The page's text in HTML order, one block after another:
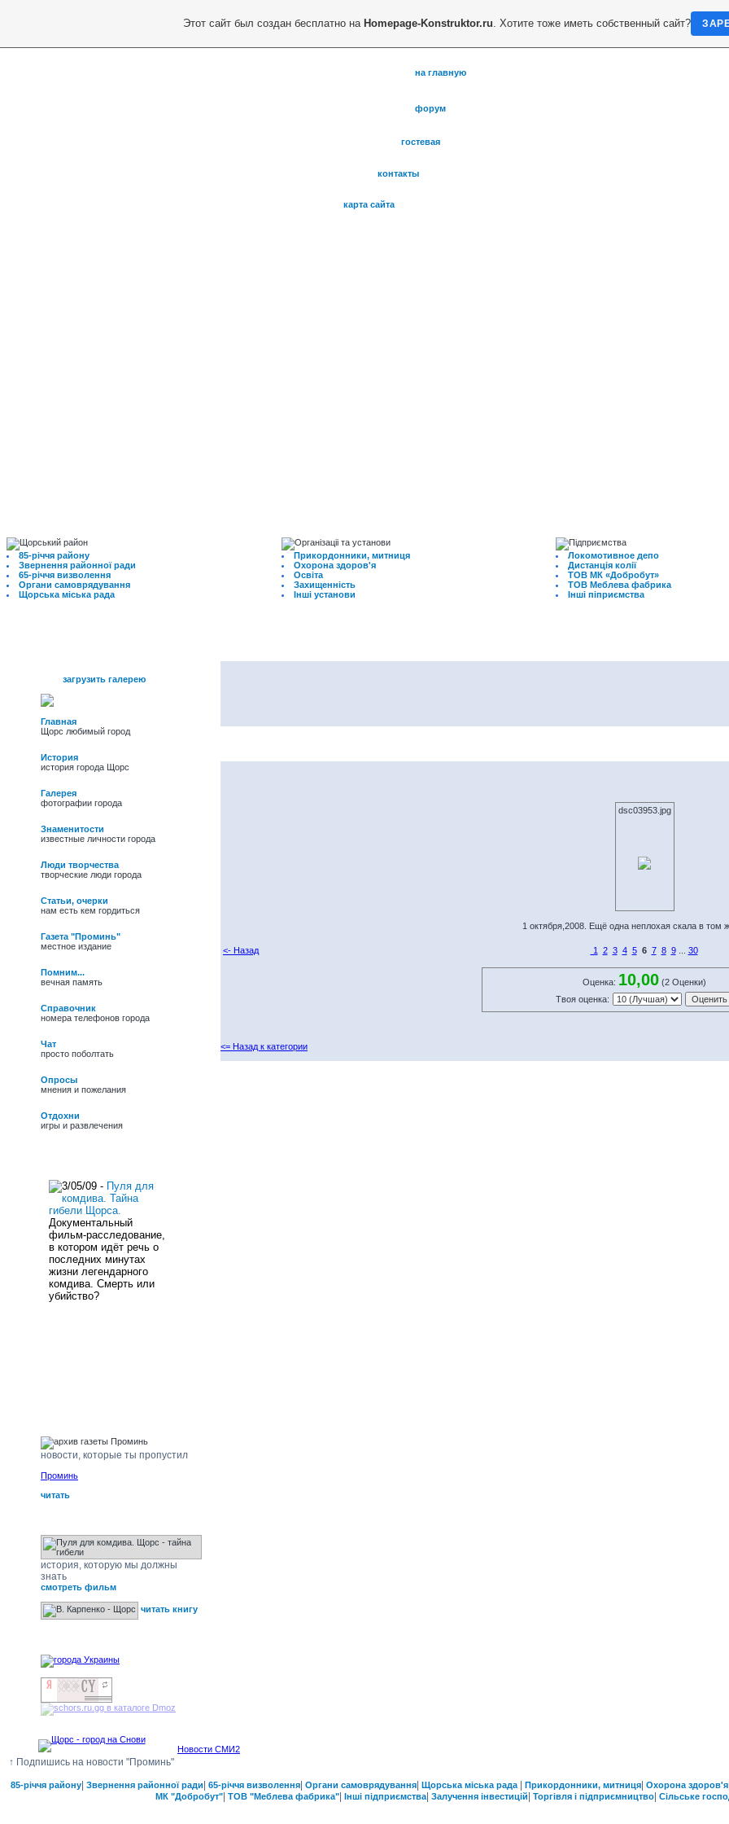
на главную
форум
гостевая
контакты
карта сайта
85-річчя району
Звернення районної ради
65-річчя визволення
Органи самоврядування
Щорська міська рада
Прикордонники, митниця
Охорона здоров'я
Освіта
Захищенність
Інші установи
Локомотивное депо
Дистанція колії
ТОВ МК «Добробут»
ТОВ Меблева фабрика
Інші піприємства
загрузить галерею
Главная
Щорс любимый город
История
история города Щорс
Галерея
фотографии города
Знаменитости
известные личности города
Люди творчества
творческие люди города
Статьи, очерки
нам есть кем гордиться
Газета "Проминь"
местное издание
Помним...
вечная память
Справочник
номера телефонов города
Чат
просто поболтать
Опросы
мнения и пожелания
Отдохни
игры и развлечения
Іванович Полевик.
Фольклорист, лауреат
Г.Верьовки, Б. Грінченка
і премії Фонду культури,
3/05/09 - Пуля для
комдива. Тайна
гибели Щорса.
Документальный
фильм-расследование,
в котором идёт речь о
последних минутах
жизни легендарного
комдива. Смерть или
убийство?
новости, которые ты пропустил
Проминь
читать
история, которую мы должны
знать
смотреть фильм
читать книгу
dsc03953.jpg
1 октября,2008. Ещё одна неплохая скала в том
<- Назад 1 2 3 4 5 6 7 8 9... 30
Оценка: 10,00 (2 Оценки)
Твоя оценка:
<= Назад к категории
↑ Подпишись на новости "Проминь"
Новости СМИ2
85-річчя району| Звернення районної ради 65-річчя визволення| Органи самоврядування| Щорська міська рада Прикордонники, митниця| Охорона здоров'я|
МК "Добробут" ТОВ "Меблева фабрика" Інші підприємства| Залучення інвестицій Торгівля і підприємництво Сільське
Этот сайт был создан бесплатно на Homepage-Konstruktor.ru. Хотите тоже иметь собственный сайт?